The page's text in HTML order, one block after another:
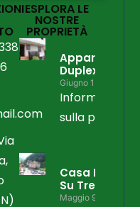
ESPLORA LE
NOSTRE
PROPRIETÀ
Duplex
Giugno 15, 2026
Informazioni
sulla
Casa Libera
Su Tre Lati
Maggio 9, 2026